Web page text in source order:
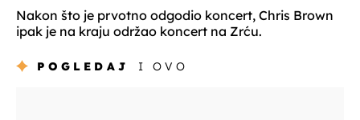
Nakon što je prvotno odgodio koncert, Chris Brown
ipak je na kraju održao koncert na Zrću.
POGLEDAJ I OVO